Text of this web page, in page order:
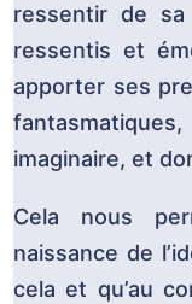
ressentir de
ressentis et
apporter ses
imaginaire, et
Cela nous
naissance de
cela et qu’au